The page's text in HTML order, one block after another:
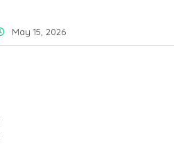
May 15, 2026